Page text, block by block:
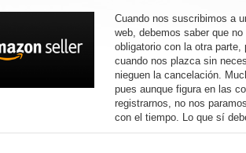
Cuando nos suscribimos a
web, debemos saber que
obligatorio con la otra parte,
cuando nos plazca sin
nieguen la cancelación.
pues aunque figura en las
registrarnos, no nos
con el tiempo. Lo que sí